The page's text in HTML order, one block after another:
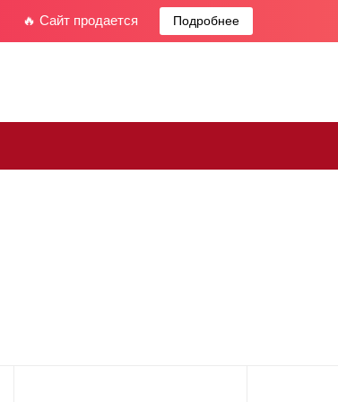
🔥 Сайт продается Подробнее